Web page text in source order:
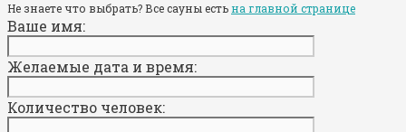
Не знаете что выбрать? Все сауны естьна главной странице
Ваше имя:
Желаемые дата и время:
Количество человек: